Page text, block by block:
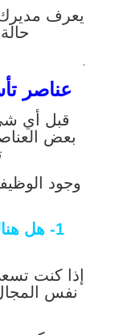
يعرف
.
عناصر
قبل أي
بعض
وجود
1- هل
إذا كنت
نفس